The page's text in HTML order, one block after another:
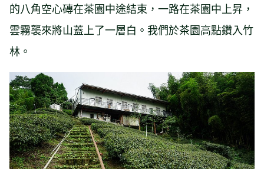
的八角空心磚在茶園中途結束，一路在茶園中上昇，
雲霧襲來將山蓋上了一層白。我們於茶園高點鑽入竹
林。